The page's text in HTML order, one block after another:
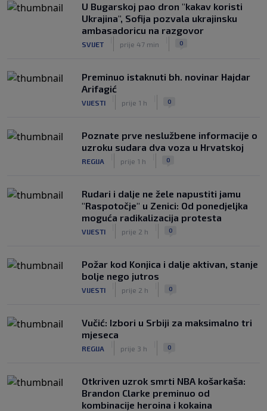
U Bugarskoj pao dron "kakav koristi
Ukrajina", Sofija pozvala ukrajinsku
ambasadoricu na razgovor
SVIJET prije 47 min 0
Preminuo istaknuti bh. novinar Hajdar
Arifagić
VIJESTI prije 1 h 0
Poznate prve neslužbene informacije o
uzroku sudara dva voza u Hrvatskoj
REGIJA prije 1 h 0
Rudari i dalje ne žele napustiti jamu
"Raspotočje" u Zenici: Od ponedjeljka
moguća radikalizacija protesta
VIJESTI prije 2 h 0
Požar kod Konjica i dalje aktivan, stanje
bolje nego jutros
VIJESTI prije 2 h 0
Vučić: Izbori u Srbiji za maksimalno tri
mjeseca
REGIJA prije 3 h 0
Otkriven uzrok smrti NBA košarkaša:
Brandon Clarke preminuo od
kombinacije heroina i kokaina